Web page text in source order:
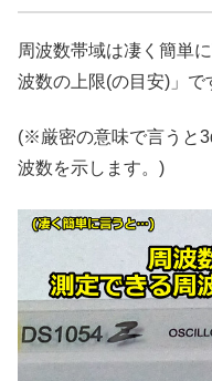
周波数帯域は凄く簡単
波数の上限(の目安)」で
(※厳密の意味で言うと
波数を示します。)